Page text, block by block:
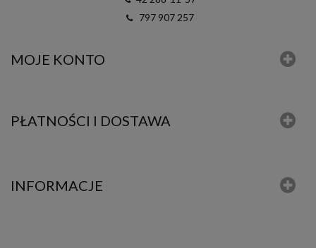
797 907 257
MOJE KONTO
PŁATNOŚCI I DOSTAWA
INFORMACJE